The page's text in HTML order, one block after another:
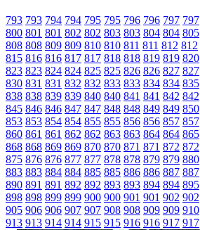
793 793 794 794 795 795 796 796 797 797
800 801 801 802 802 803 803 804 804 805
808 808 809 809 810 810 811 811 812 812
815 816 816 817 817 818 818 819 819 820
823 823 824 824 825 825 826 826 827 827
830 831 831 832 832 833 833 834 834 835
838 838 839 839 840 840 841 841 842 842
845 846 846 847 847 848 848 849 849 850
853 853 854 854 855 855 856 856 857 857
860 861 861 862 862 863 863 864 864 865
868 868 869 869 870 870 871 871 872 872
875 876 876 877 877 878 878 879 879 880
883 883 884 884 885 885 886 886 887 887
890 891 891 892 892 893 893 894 894 895
898 898 899 899 900 900 901 901 902 902
905 906 906 907 907 908 908 909 909 910
913 913 914 914 915 915 916 916 917 917